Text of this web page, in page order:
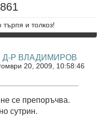
търпя и толкоз!
Д-Р ВЛАДИМИРОВ
20, 2009, 10:58:46
се препоръчва.
сутрин.